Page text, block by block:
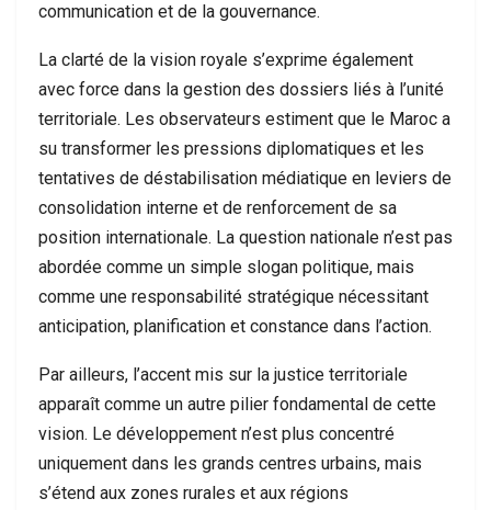
communication et de la gouvernance.
La clarté de la vision royale s’exprime également
avec force dans la gestion des dossiers liés à l’unité
territoriale. Les observateurs estiment que le Maroc a
su transformer les pressions diplomatiques et les
tentatives de déstabilisation médiatique en leviers de
consolidation interne et de renforcement de sa
position internationale. La question nationale n’est pas
abordée comme un simple slogan politique, mais
comme une responsabilité stratégique nécessitant
anticipation, planification et constance dans l’action.
Par ailleurs, l’accent mis sur la justice territoriale
apparaît comme un autre pilier fondamental de cette
vision. Le développement n’est plus concentré
uniquement dans les grands centres urbains, mais
s’étend aux zones rurales et aux régions